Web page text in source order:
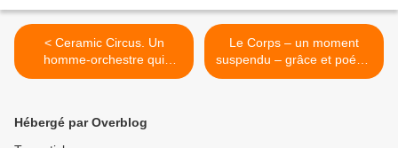
< Ceramic Circus. Un
homme-orchestre qui
balance entre équilibre et
Le Corps – un moment
suspendu – grâce et poésie
pour démarrer ce festival. >
Hébergé par Overblog